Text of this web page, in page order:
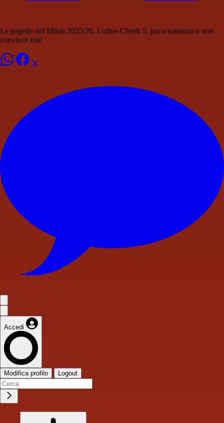
Le pagelle del Milan 2025/26, Loftus-Cheek 5: poca sostanza e non
convince mai
Accedi
Modifica profilo Logout